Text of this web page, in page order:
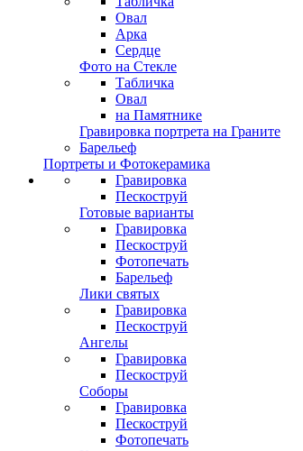
Овал
Арка
Сердце
Фото на Стекле
Табличка
Овал
на Памятнике
Гравировка портрета на Граните
Барельеф
Портреты и Фотокерамика
Гравировка
Пескоструй
Готовые варианты
Гравировка
Пескоструй
Фотопечать
Барельеф
Лики святых
Гравировка
Пескоструй
Ангелы
Гравировка
Пескоструй
Соборы
Гравировка
Пескоструй
Фотопечать